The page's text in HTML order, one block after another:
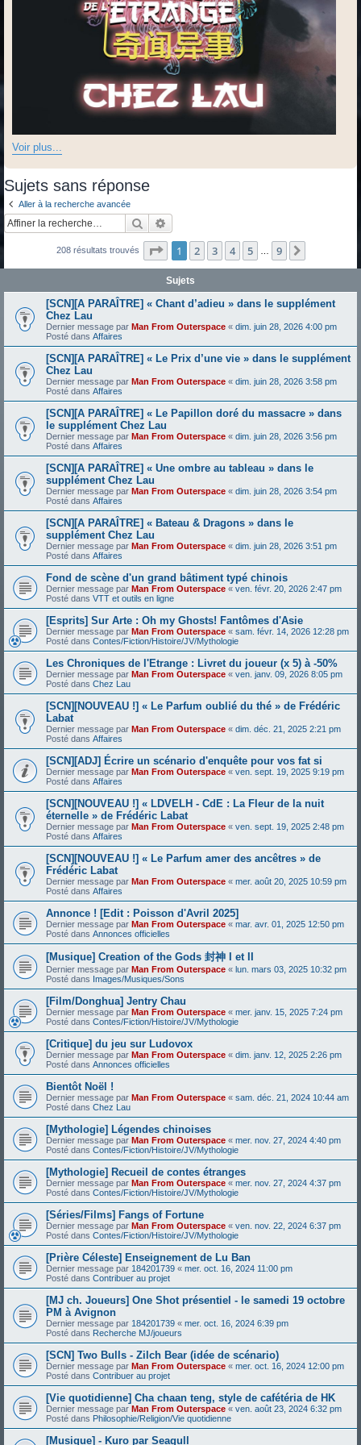
Voir plus...
Sujets sans réponse
Aller à la recherche avancée
Rechercher
208 résultats trouvés Page 1sur9
1 2 3 4 5 9
Sujets
[SCN][A PARAÎTRE] « Chant d’adieu » dans le supplément
Chez Lau
Dernier message par Man From Outerspace « dim. juin 28, 2026 4:00 pm
Posté dans Affaires
[SCN][A PARAÎTRE] « Le Prix d’une vie » dans le supplément
Chez Lau
Dernier message par Man From Outerspace « dim. juin 28, 2026 3:58 pm
Posté dans Affaires
[SCN][A PARAÎTRE] « Le Papillon doré du massacre » dans
le supplément Chez Lau
Dernier message par Man From Outerspace « dim. juin 28, 2026 3:56 pm
Posté dans Affaires
[SCN][A PARAÎTRE] « Une ombre au tableau » dans le
supplément Chez Lau
Dernier message par Man From Outerspace « dim. juin 28, 2026 3:54 pm
Posté dans Affaires
[SCN][A PARAÎTRE] « Bateau & Dragons » dans le
supplément Chez Lau
Dernier message par Man From Outerspace « dim. juin 28, 2026 3:51 pm
Posté dans Affaires
Fond de scène d'un grand bâtiment typé chinois
Dernier message par Man From Outerspace « ven. févr. 20, 2026 2:47 pm
Posté dans VTT et outils en ligne
[Esprits] Sur Arte : Oh my Ghosts! Fantômes d'Asie
Dernier message par Man From Outerspace « sam. févr. 14, 2026 12:28 pm
Posté dans Contes/Fiction/Histoire/JV/Mythologie
Les Chroniques de l'Etrange : Livret du joueur (x 5) à -50%
Dernier message par Man From Outerspace « ven. janv. 09, 2026 8:05 pm
Posté dans Chez Lau
[SCN][NOUVEAU !] « Le Parfum oublié du thé » de Frédéric
Labat
Dernier message par Man From Outerspace « dim. déc. 21, 2025 2:21 pm
Posté dans Affaires
[SCN][ADJ] Écrire un scénario d'enquête pour vos fat si
Dernier message par Man From Outerspace « ven. sept. 19, 2025 9:19 pm
Posté dans Affaires
[SCN][NOUVEAU !] « LDVELH - CdE : La Fleur de la nuit
éternelle » de Frédéric Labat
Dernier message par Man From Outerspace « ven. sept. 19, 2025 2:48 pm
Posté dans Affaires
[SCN][NOUVEAU !] « Le Parfum amer des ancêtres » de
Frédéric Labat
Dernier message par Man From Outerspace « mer. août 20, 2025 10:59 pm
Posté dans Affaires
Annonce ! [Edit : Poisson d'Avril 2025]
Dernier message par Man From Outerspace « mar. avr. 01, 2025 12:50 pm
Posté dans Annonces officielles
[Musique] Creation of the Gods 封神 I et II
Dernier message par Man From Outerspace « lun. mars 03, 2025 10:32 pm
Posté dans Images/Musiques/Sons
[Film/Donghua] Jentry Chau
Dernier message par Man From Outerspace « mer. janv. 15, 2025 7:24 pm
Posté dans Contes/Fiction/Histoire/JV/Mythologie
[Critique] du jeu sur Ludovox
Dernier message par Man From Outerspace « dim. janv. 12, 2025 2:26 pm
Posté dans Annonces officielles
Bientôt Noël !
Dernier message par Man From Outerspace « sam. déc. 21, 2024 10:44 am
Posté dans Chez Lau
[Mythologie] Légendes chinoises
Dernier message par Man From Outerspace « mer. nov. 27, 2024 4:40 pm
Posté dans Contes/Fiction/Histoire/JV/Mythologie
[Mythologie] Recueil de contes étranges
Dernier message par Man From Outerspace « mer. nov. 27, 2024 4:37 pm
Posté dans Contes/Fiction/Histoire/JV/Mythologie
[Séries/Films] Fangs of Fortune
Dernier message par Man From Outerspace « ven. nov. 22, 2024 6:37 pm
Posté dans Contes/Fiction/Histoire/JV/Mythologie
[Prière Céleste] Enseignement de Lu Ban
Dernier message par 184201739 « mer. oct. 16, 2024 11:00 pm
Posté dans Contribuer au projet
[MJ ch. Joueurs] One Shot présentiel - le samedi 19 octobre
PM à Avignon
Dernier message par 184201739 « mer. oct. 16, 2024 6:39 pm
Posté dans Recherche MJ/joueurs
[SCN] Two Bulls - Zilch Bear (idée de scénario)
Dernier message par Man From Outerspace « mer. oct. 16, 2024 12:00 pm
Posté dans Contribuer au projet
[Vie quotidienne] Cha chaan teng, style de cafétéria de HK
Dernier message par Man From Outerspace « ven. août 23, 2024 6:32 pm
Posté dans Philosophie/Religion/Vie quotidienne
[Musique] - Kuro par Seagull